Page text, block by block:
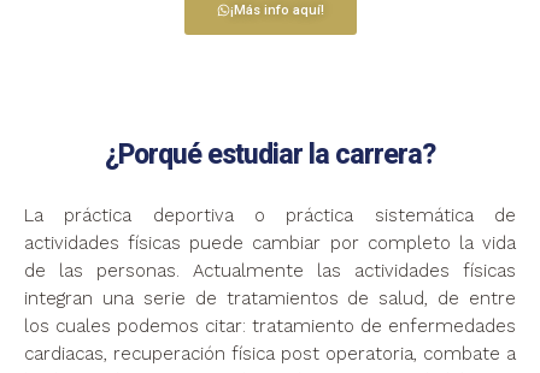
¡Más info aquí!
¿Porqué estudiar la carrera?
La práctica deportiva o práctica sistemática de
actividades físicas puede cambiar por completo la vida
de las personas. Actualmente las actividades físicas
integran una serie de tratamientos de salud, de entre
los cuales podemos citar: tratamiento de enfermedades
cardiacas, recuperación física post operatoria, combate a